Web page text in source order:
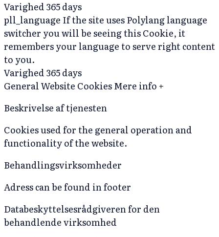
Varighed365 days
pll_language If the site uses Polylang language
switcher you will be seeing this Cookie, it
remembers your language to serve right content
to you.
Varighed365 days
General Website CookiesMere info +
Beskrivelse af tjenesten
Cookies used for the general operation and
functionality of the website.
Behandlingsvirksomheder
Adress can be found in footer
Databeskyttelsesrådgiveren for den
behandlende virksomhed